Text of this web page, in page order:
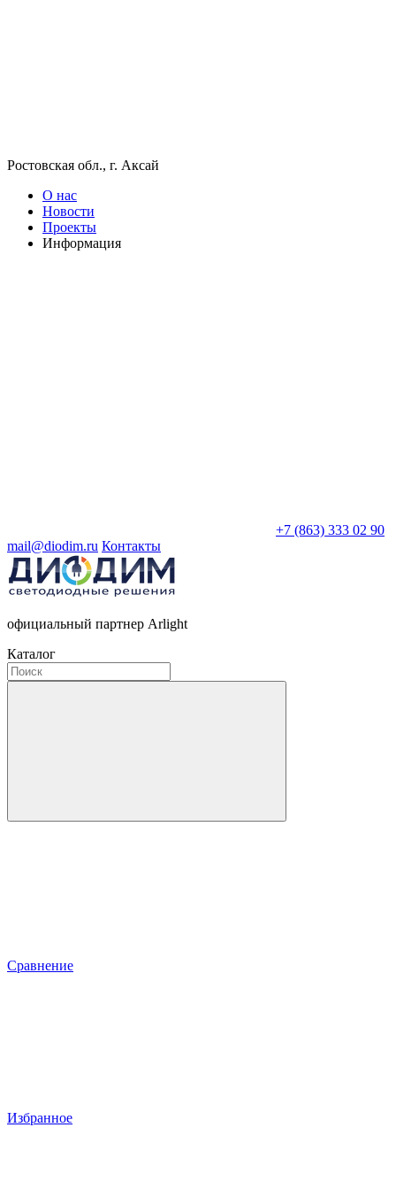
Ростовская обл., г. Аксай
О нас
Новости
Проекты
Информация
+7 (863) 333 02 90
mail@diodim.ru Контакты
официальный партнер Arlight
Каталог
Сравнение
Избранное